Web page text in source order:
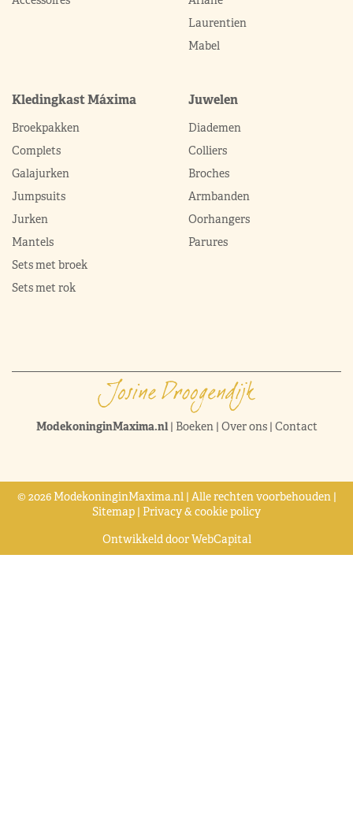
Laurentien
Mabel
Kledingkast Máxima
Broekpakken
Complets
Galajurken
Jumpsuits
Jurken
Mantels
Sets met broek
Sets met rok
Juwelen
Diademen
Colliers
Broches
Armbanden
Oorhangers
Parures
ModekoninginMaxima.nl| Boeken| Over ons| Contact
© 2026 ModekoninginMaxima.nl | Alle rechten voorbehouden |
Sitemap | Privacy & cookie policy
Ontwikkeld doorWebCapital